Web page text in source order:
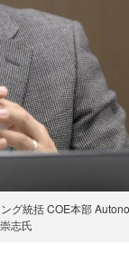
グ統括 COE本部
志氏